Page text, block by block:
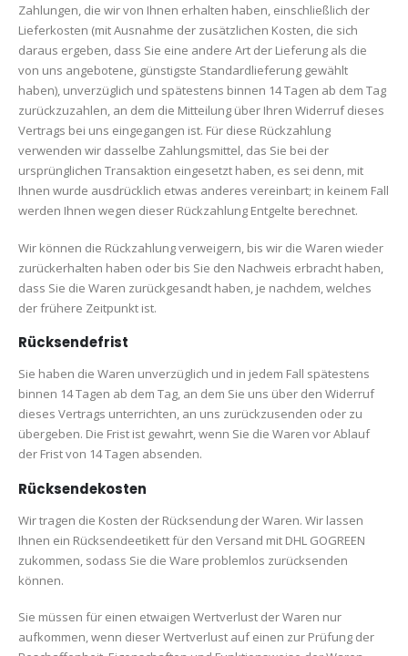
Zahlungen, die wir von Ihnen erhalten haben, einschließlich der
Lieferkosten (mit Ausnahme der zusätzlichen Kosten, die sich
daraus ergeben, dass Sie eine andere Art der Lieferung als die
von uns angebotene, günstigste Standardlieferung gewählt
haben), unverzüglich und spätestens binnen 14 Tagen ab dem Tag
zurückzuzahlen, an dem die Mitteilung über Ihren Widerruf dieses
Vertrags bei uns eingegangen ist. Für diese Rückzahlung
verwenden wir dasselbe Zahlungsmittel, das Sie bei der
ursprünglichen Transaktion eingesetzt haben, es sei denn, mit
Ihnen wurde ausdrücklich etwas anderes vereinbart; in keinem Fall
werden Ihnen wegen dieser Rückzahlung Entgelte berechnet.
Wir können die Rückzahlung verweigern, bis wir die Waren wieder
zurückerhalten haben oder bis Sie den Nachweis erbracht haben,
dass Sie die Waren zurückgesandt haben, je nachdem, welches
der frühere Zeitpunkt ist.
Rücksendefrist
Sie haben die Waren unverzüglich und in jedem Fall spätestens
binnen 14 Tagen ab dem Tag, an dem Sie uns über den Widerruf
dieses Vertrags unterrichten, an uns zurückzusenden oder zu
übergeben. Die Frist ist gewahrt, wenn Sie die Waren vor Ablauf
der Frist von 14 Tagen absenden.
Rücksendekosten
Wir tragen die Kosten der Rücksendung der Waren. Wir lassen
Ihnen ein Rücksendeetikett für den Versand mit DHL GOGREEN
zukommen, sodass Sie die Ware problemlos zurücksenden
können.
Sie müssen für einen etwaigen Wertverlust der Waren nur
aufkommen, wenn dieser Wertverlust auf einen zur Prüfung der